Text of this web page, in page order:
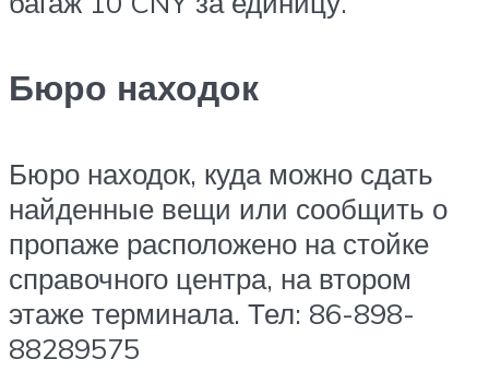
Бюро находок
Бюро находок, куда можно сдать
найденные вещи или сообщить о
пропаже расположено на стойке
справочного центра, на втором
этаже терминала. Тел: 86-898-
88289575